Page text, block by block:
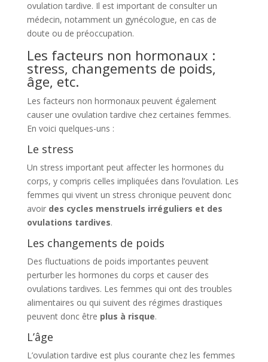
ovulation tardive. Il est important de consulter un
médecin, notamment un gynécologue, en cas de
doute ou de préoccupation.
Les facteurs non hormonaux :
stress, changements de poids,
âge, etc.
Les facteurs non hormonaux peuvent également
causer une ovulation tardive chez certaines femmes.
En voici quelques-uns :
Le stress
Un stress important peut affecter les hormones du
corps, y compris celles impliquées dans l’ovulation. Les
femmes qui vivent un stress chronique peuvent donc
avoir des cycles menstruels irréguliers et des
ovulations tardives.
Les changements de poids
Des fluctuations de poids importantes peuvent
perturber les hormones du corps et causer des
ovulations tardives. Les femmes qui ont des troubles
alimentaires ou qui suivent des régimes drastiques
peuvent donc être plus à risque.
L’âge
L’ovulation tardive est plus courante chez les femmes